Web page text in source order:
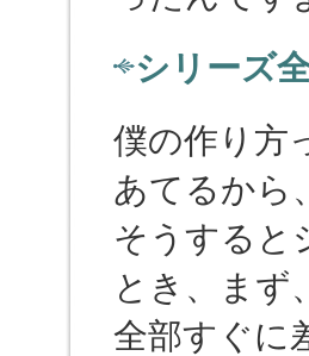
シリーズ
僕の作り方
あてるから
そうすると
とき、まず
全部すぐに